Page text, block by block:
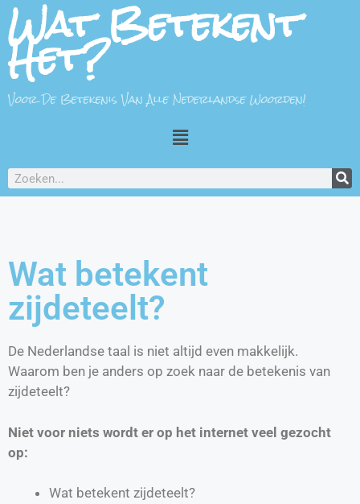
Wat Betekent
Het?
Voor De Betekenis Van Alle Nederlandse Woorden!
Wat betekent
zijdeteelt?
De Nederlandse taal is niet altijd even makkelijk.
Waarom ben je anders op zoek naar de betekenis van
zijdeteelt?
Niet voor niets wordt er op het internet veel gezocht
op:
Wat betekent zijdeteelt?